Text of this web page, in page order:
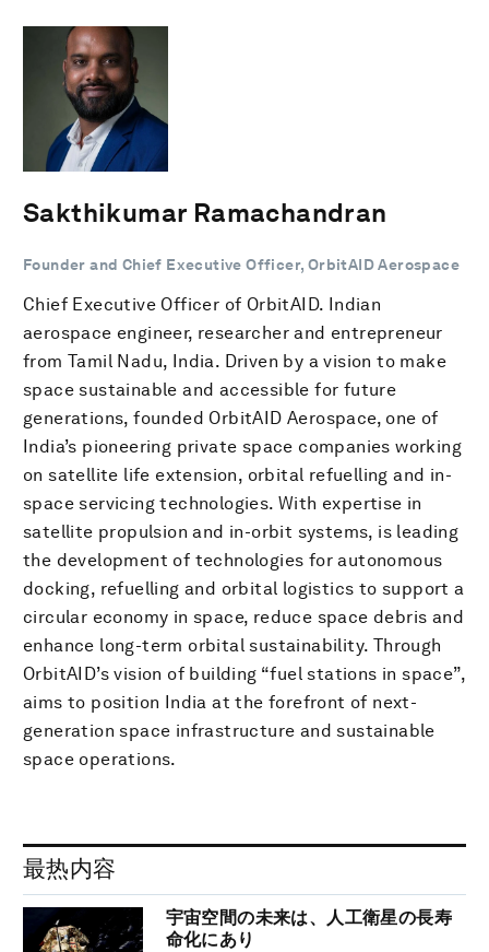
Sakthikumar Ramachandran
Founder and Chief Executive Officer, OrbitAID Aerospace
Chief Executive Officer of OrbitAID. Indian
aerospace engineer, researcher and entrepreneur
from Tamil Nadu, India. Driven by a vision to make
space sustainable and accessible for future
generations, founded OrbitAID Aerospace, one of
India’s pioneering private space companies working
on satellite life extension, orbital refuelling and in-
space servicing technologies. With expertise in
satellite propulsion and in-orbit systems, is leading
the development of technologies for autonomous
docking, refuelling and orbital logistics to support a
circular economy in space, reduce space debris and
enhance long-term orbital sustainability. Through
OrbitAID’s vision of building “fuel stations in space”,
aims to position India at the forefront of next-
generation space infrastructure and sustainable
space operations.
最热内容
宇宙空間の未来は、人工衛星の長寿
命化にあり